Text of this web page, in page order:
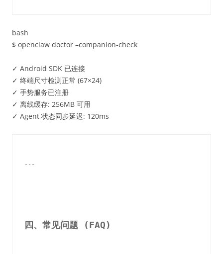
bash
$ openclaw doctor –companion-check
✓ Android SDK 已连接
✓ 终端尺寸检测正常 (67×24)
✓ 手势服务已注册
✓ 离线缓存: 256MB 可用
✓ Agent 状态同步延迟: 120ms
---
四、常见问题 (FAQ)